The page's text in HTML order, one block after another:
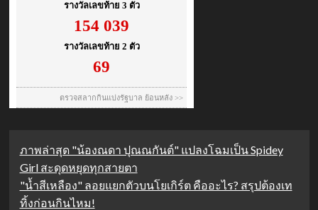
ภาพล่าสุด "น้องณดา ปุณณกันต์" แปลงโฉมเป็น Spidey
Girl สะดุดหยุดทุกสายตา
"น้ำสีเหลือง" ลอยแยกตัวบนโยเกิร์ต คืออะไร? สรุปต้องเท
ทิ้งก่อนกินไหม!